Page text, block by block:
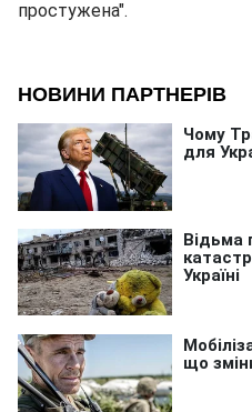
простужена".